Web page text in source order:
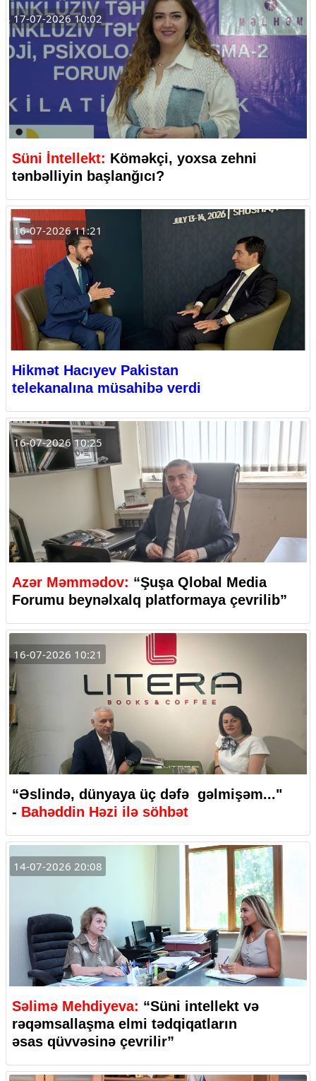
17-07-2026 10:02
Süni İntellekt: Köməkçi, yoxsa zehni
tənbəlliyin başlanğıcı?
16-07-2026 11:21
Hikmət Hacıyev Pakistan
telekanalına müsahibə verdi
16-07-2026 10:25
Azər Məmmədov: “Şuşa Qlobal Media
Forumu beynəlxalq platformaya çevrilib”
16-07-2026 10:21
“Əslində, dünyaya üç dəfə gəlmişəm..."
- Bahəddin Həzi ilə söhbət
14-07-2026 20:08
Səlimə Mehdiyeva: “Süni intellekt və
rəqəmsallaşma elmi tədqiqatların
əsas qüvvəsinə çevrilir”